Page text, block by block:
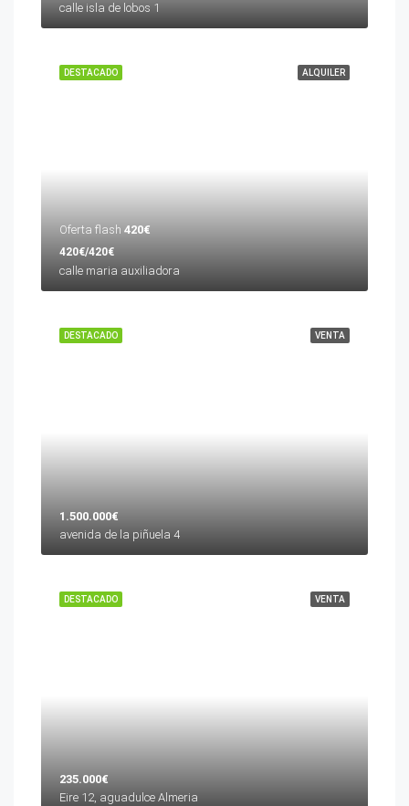
calle isla de lobos 1
ALQUILER
DESTACADO
Oferta flash 420€
420€/420€
calle maria auxiliadora
VENTA
DESTACADO
1.500.000€
avenida de la piñuela 4
VENTA
DESTACADO
235.000€
Eire 12, aguadulce Almeria